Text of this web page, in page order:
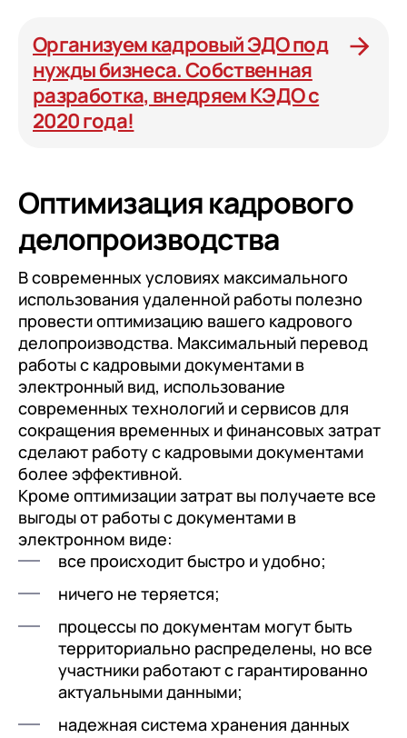
Организуем кадровый ЭДО под
нужды бизнеса. Собственная
разработка, внедряем КЭДО с
2020 года!
Оптимизация кадрового
делопроизводства
В современных условиях максимального
использования удаленной работы полезно
провести оптимизацию вашего кадрового
делопроизводства. Максимальный перевод
работы с кадровыми документами в
электронный вид, использование
современных технологий и сервисов для
сокращения временных и финансовых затрат
сделают работу с кадровыми документами
более эффективной.
Кроме оптимизации затрат вы получаете все
выгоды от работы с документами в
электронном виде:
все происходит быстро и удобно;
ничего не теряется;
процессы по документам могут быть
территориально распределены, но все
участники работают с гарантированно
актуальными данными;
надежная система хранения данных